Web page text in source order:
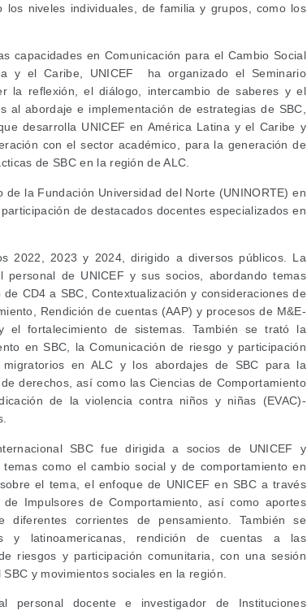
los niveles individuales, de familia y grupos, como los
capacidades en Comunicación para el Cambio Social
y el Caribe, UNICEF ha organizado el Seminario
la reflexión, el diálogo, intercambio de saberes y el
al abordaje e implementación de estrategias de SBC,
desarrolla UNICEF en América Latina y el Caribe y
con el sector académico, para la generación de
de SBC en la región de ALC.
la Fundación Universidad del Norte (UNINORTE) en
de destacados docentes especializados en
2022, 2023 y 2024, dirigido a diversos públicos. La
personal de UNICEF y sus socios, abordando temas
CD4 a SBC, Contextualización y consideraciones de
Rendición de cuentas (AAP) y procesos de M&E-
el fortalecimiento de sistemas. También se trató la
en SBC, la Comunicación de riesgo y participación
migratorios en ALC y los abordajes de SBC para la
derechos, así como las Ciencias de Comportamiento
de la violencia contra niños y niñas (EVAC)-
SBC fue dirigida a socios de UNICEF y
como el cambio social y de comportamiento en
el tema, el enfoque de UNICEF en SBC a través
Impulsores de Comportamiento, así como aportes
diferentes corrientes de pensamiento. También se
y latinoamericanas, rendición de cuentas a las
riesgos y participación comunitaria, con una sesión
y movimientos sociales en la región.
personal docente e investigador de Instituciones